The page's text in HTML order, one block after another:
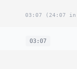
03:07 (24:07 in
03:07